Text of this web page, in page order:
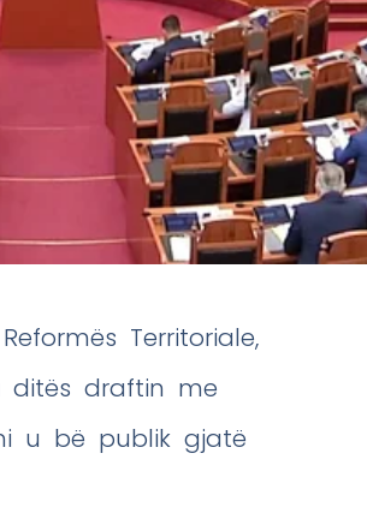
Territoriale,
ditës draftin me
u bë publik gjatë